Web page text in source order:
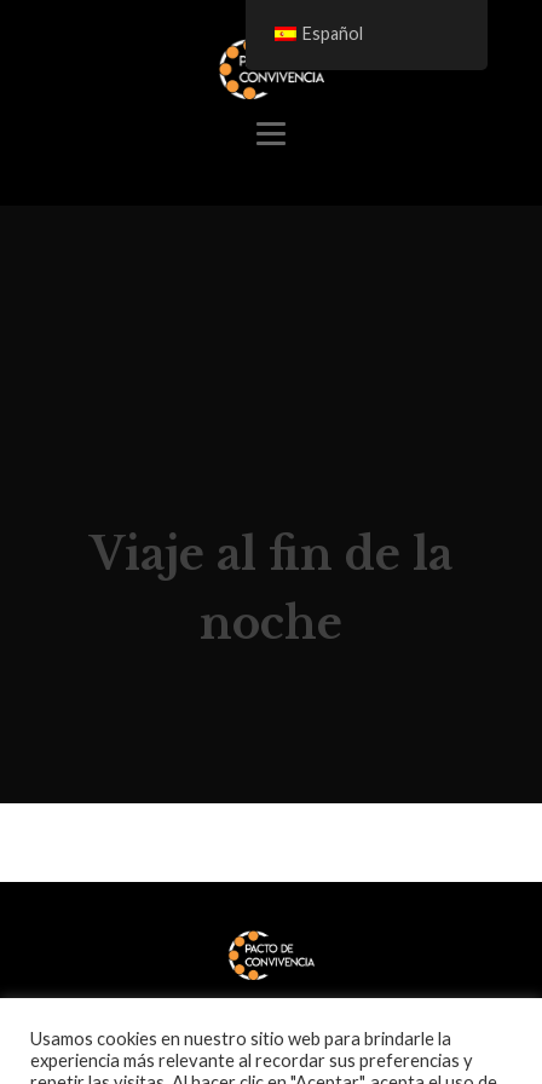
Viaje al fin de la
noche
Usamos cookies en nuestro sitio web para brindarle la
experiencia más relevante al recordar sus preferencias y
Español